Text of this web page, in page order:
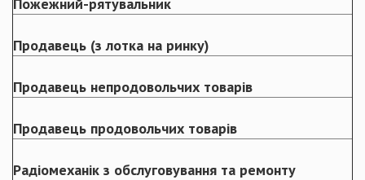
Продавець (з лотка на ринку)
Продавець непродовольчих товарів
Продавець продовольчих товарів
Радіомеханік з обслуговування та ремонту